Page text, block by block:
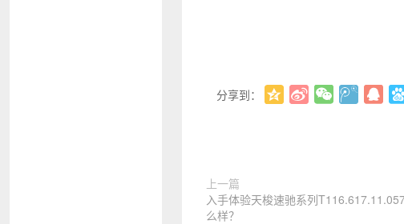
分享到：
上一篇
入手体验天梭速驰系列
么样？